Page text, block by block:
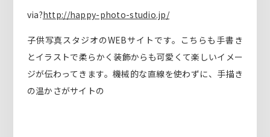
via?http://happy-photo-studio.jp/
子供写真スタジオのWEBサイトです。こちらも手書き
とイラストで柔らかく装飾からも可愛くて楽しいイメー
ジが伝わってきます。機械的な直線を使わずに、手描き
の温かさがサイトの